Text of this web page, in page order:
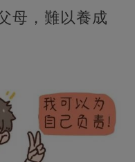
母，難以養成